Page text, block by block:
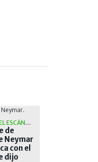
EL VIDEO DEL ESCÁNDALO
de
Neymar
con el
dijo